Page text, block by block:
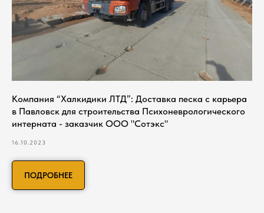
Компания “Халкидики ЛТД”: Доставка песка с карьера
в Павловск для строительства Психоневрологического
интерната - заказчик ООО "Сотэкс"
16.10.2023
ПОДРОБНЕЕ